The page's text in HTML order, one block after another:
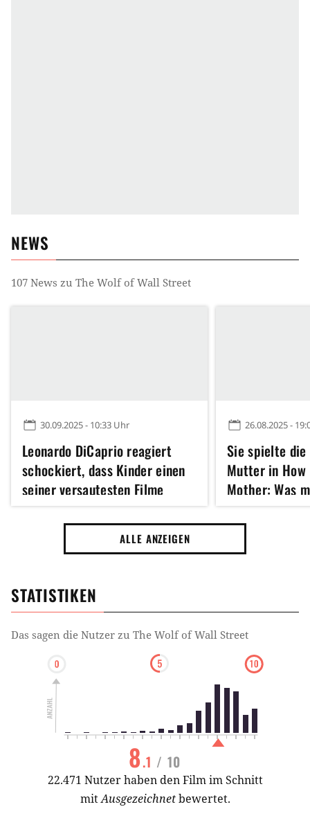
NEWS
107 News zu The Wolf of Wall Street
30.09.2025 - 10:33 Uhr
Leonardo DiCaprio reagiert
schockiert, dass Kinder einen
seiner versautesten Filme
gesehen haben: "Wie alt bist
du denn?"
26.08.2025 -
Sie spielte
Mutter in
Mother: Was
ALLE ANZEIGEN
STATISTIKEN
Das sagen die Nutzer zu The Wolf of Wall Street
8.1 / 10
22.471 Nutzer haben den Film im Schnitt
mitAusgezeichnetbewertet.